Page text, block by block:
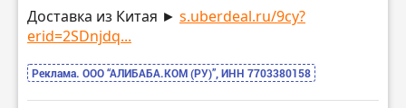
Доставка из Китая ► s.uberdeal.ru/9cy?
erid=2SDnjdq...
Реклама. ООО “АЛИБАБА.КОМ (РУ)”, ИНН 7703380158